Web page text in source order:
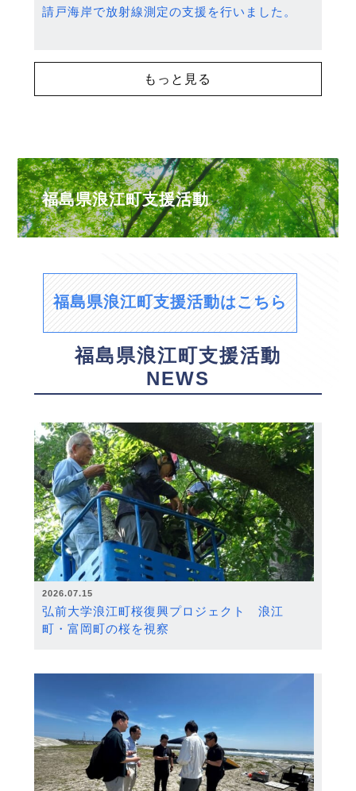
請戸海岸で放射線測定の支援を行いました。
もっと見る
福島県浪江町支援活動
福島県浪江町支援活動はこちら
福島県浪江町支援活動
NEWS
2026.07.15
弘前大学浪江町桜復興プロジェクト 浪江
町・富岡町の桜を視察